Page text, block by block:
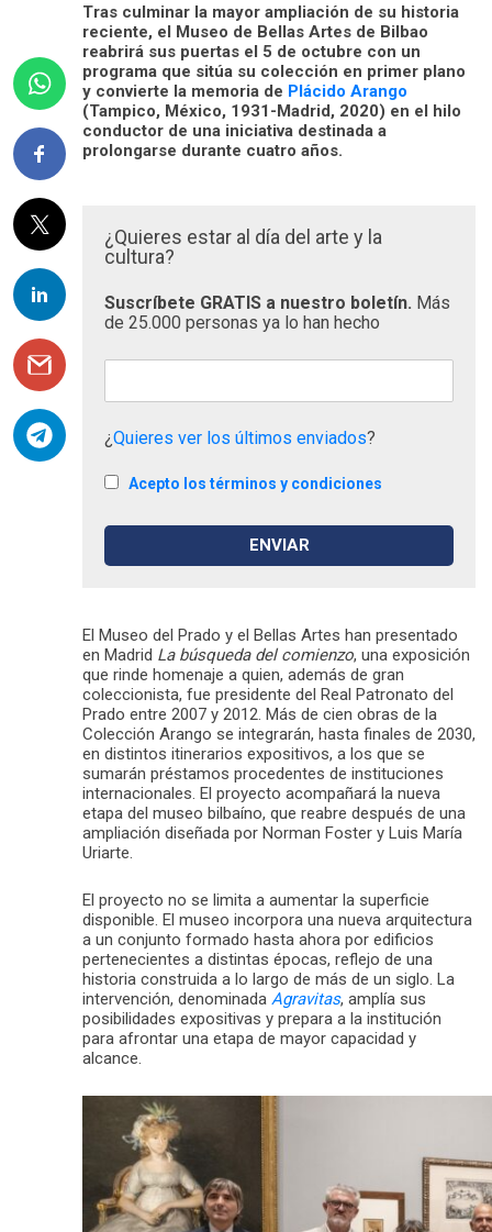
Tras culminar la mayor ampliación de su historia
reciente, el Museo de Bellas Artes de Bilbao
reabrirá sus puertas el 5 de octubre con un
programa que sitúa su colección en primer plano
y convierte la memoria de Plácido Arango
(Tampico, México, 1931-Madrid, 2020) en el hilo
conductor de una iniciativa destinada a
prolongarse durante cuatro años.
¿Quieres estar al día del arte y la
cultura?
Suscríbete GRATIS a nuestro boletín. Más
de 25.000 personas ya lo han hecho
¿Quieres ver los últimos enviados?
Acepto los términos y condiciones
El Museo del Prado y el Bellas Artes han presentado
en Madrid La búsqueda del comienzo, una exposición
que rinde homenaje a quien, además de gran
coleccionista, fue presidente del Real Patronato del
Prado entre 2007 y 2012. Más de cien obras de la
Colección Arango se integrarán, hasta finales de 2030,
en distintos itinerarios expositivos, a los que se
sumarán préstamos procedentes de instituciones
internacionales. El proyecto acompañará la nueva
etapa del museo bilbaíno, que reabre después de una
ampliación diseñada por Norman Foster y Luis María
Uriarte.
El proyecto no se limita a aumentar la superficie
disponible. El museo incorpora una nueva arquitectura
a un conjunto formado hasta ahora por edificios
pertenecientes a distintas épocas, reflejo de una
historia construida a lo largo de más de un siglo. La
intervención, denominada Agravitas, amplía sus
posibilidades expositivas y prepara a la institución
para afrontar una etapa de mayor capacidad y
alcance.